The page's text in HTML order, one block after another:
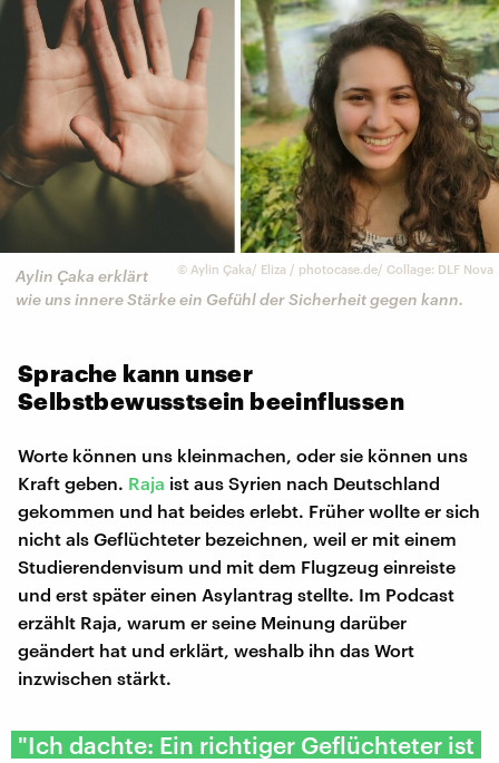
© Aylin Çaka/ Eliza / photocase.de/ Collage: DLF Nova
Aylin Çaka erklärt
wie uns innere Stärke ein Gefühl der Sicherheit gegen kann.
Sprache kann unser
Selbstbewusstsein beeinflussen
Worte können uns kleinmachen, oder sie können uns
Kraft geben. Raja ist aus Syrien nach Deutschland
gekommen und hat beides erlebt. Früher wollte er sich
nicht als Geflüchteter bezeichnen, weil er mit einem
Studierendenvisum und mit dem Flugzeug einreiste
und erst später einen Asylantrag stellte. Im Podcast
erzählt Raja, warum er seine Meinung darüber
geändert hat und erklärt, weshalb ihn das Wort
inzwischen stärkt.
"Ich dachte: Ein richtiger Geflüchteter ist